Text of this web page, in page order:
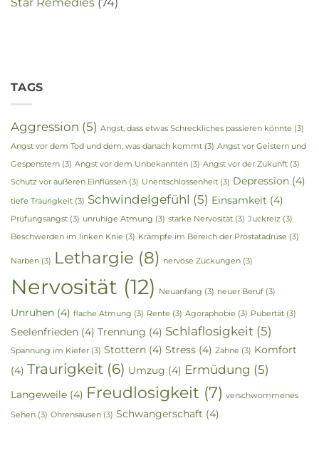
TAGS
Aggression (5) Angst, dass etwas Schreckliches passieren könnte (3)
Angst vor dem Tod und dem, was danach kommt (3) Angst vor Geistern und
Gespenstern (3) Angst vor dem Unbekannten (3) Angst vor der Zukunft (3)
Schutz vor äußeren Einflüssen (3) Unentschlossenheit (3) Depression (4)
tiefe Traurigkeit (3) Schwindelgefühl (5) Einsamkeit (4)
Prüfungsangst (3) unruhige Atmung (3) starke Nervosität (3) Juckreiz (3)
Beschwerden im linken Knie (3) Krämpfe im Bereich der Prostatadrüse (3)
Narben (3) Lethargie (8) nervöse Zuckungen (3)
Nervosität (12) Neuanfang (3) neuer Beruf (3)
Unruhen (4) flache Atmung (3) Rente (3) Agoraphobie (3) Pubertät (3)
Seelenfrieden (4) Trennung (4) Schlaflosigkeit (5)
Spannung im Kiefer (3) Stottern (4) Stress (4) Zähne (3) Komfort
(4) Traurigkeit (6) Umzug (4) Ermüdung (5)
Langeweile (4) Freudlosigkeit (7) verschwommenes
Sehen (3) Ohrensausen (3) Schwangerschaft (4)